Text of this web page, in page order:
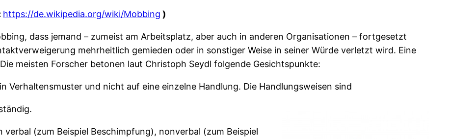
https://de.wikipedia.org/wiki/Mobbing )
dass jemand – zumeist am Arbeitsplatz, aber auch in anderen Organisationen – fortgesetzt
mehrheitlich gemieden oder in sonstiger Weise in seiner Würde verletzt wird. Eine
meisten Forscher betonen laut Christoph Seydl folgende Gesichtspunkte:
Verhaltensmuster und nicht auf eine einzelne Handlung. Die Handlungsweisen sind
(zum Beispiel Beschimpfung), nonverbal (zum Beispiel